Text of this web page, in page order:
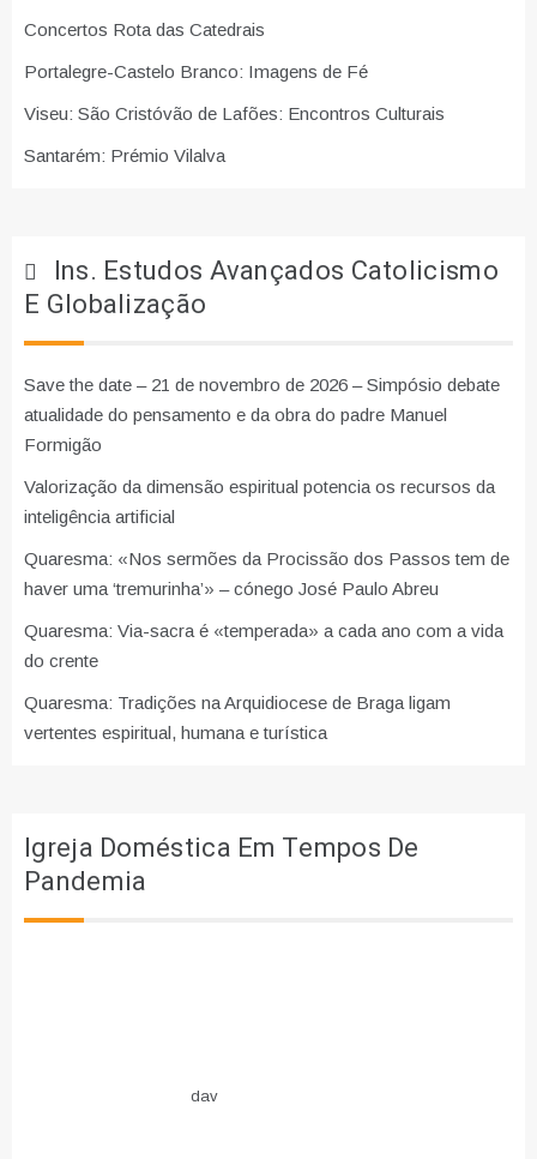
Concertos Rota das Catedrais
Portalegre-Castelo Branco: Imagens de Fé
Viseu: São Cristóvão de Lafões: Encontros Culturais
Santarém: Prémio Vilalva
Ins. Estudos Avançados Catolicismo
E Globalização
Save the date – 21 de novembro de 2026 – Simpósio debate
atualidade do pensamento e da obra do padre Manuel
Formigão
Valorização da dimensão espiritual potencia os recursos da
inteligência artificial
Quaresma: «Nos sermões da Procissão dos Passos tem de
haver uma ‘tremurinha’» – cónego José Paulo Abreu
Quaresma: Via-sacra é «temperada» a cada ano com a vida
do crente
Quaresma: Tradições na Arquidiocese de Braga ligam
vertentes espiritual, humana e turística
Igreja Doméstica Em Tempos De
Pandemia
dav